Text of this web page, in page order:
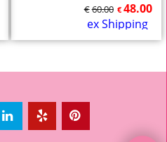
€60.00 € 48.00
ex Shipping